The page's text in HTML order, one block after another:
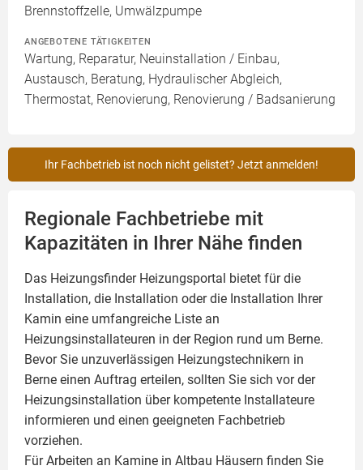
Brennstoffzelle, Umwälzpumpe
ANGEBOTENE TÄTIGKEITEN
Wartung, Reparatur, Neuinstallation / Einbau,
Austausch, Beratung, Hydraulischer Abgleich,
Thermostat, Renovierung, Renovierung / Badsanierung
Ihr Fachbetrieb ist noch nicht gelistet? Jetzt anmelden!
Regionale Fachbetriebe mit
Kapazitäten in Ihrer Nähe finden
Das Heizungsfinder Heizungsportal bietet für die
Installation, die Installation oder die Installation Ihrer
Kamin eine umfangreiche Liste an
Heizungsinstallateuren in der Region rund um Berne.
Bevor Sie unzuverlässigen Heizungstechnikern in
Berne einen Auftrag erteilen, sollten Sie sich vor der
Heizungsinstallation über kompetente Installateure
informieren und einen geeigneten Fachbetrieb
vorziehen.
Für Arbeiten an Kamine in Altbau Häusern finden Sie